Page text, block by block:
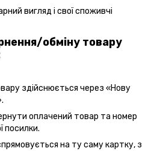
вигляд і свої споживчі
обміну товару
здійснюється через «Нову
оплачений товар та номер
посилки.
на ту саму картку, з